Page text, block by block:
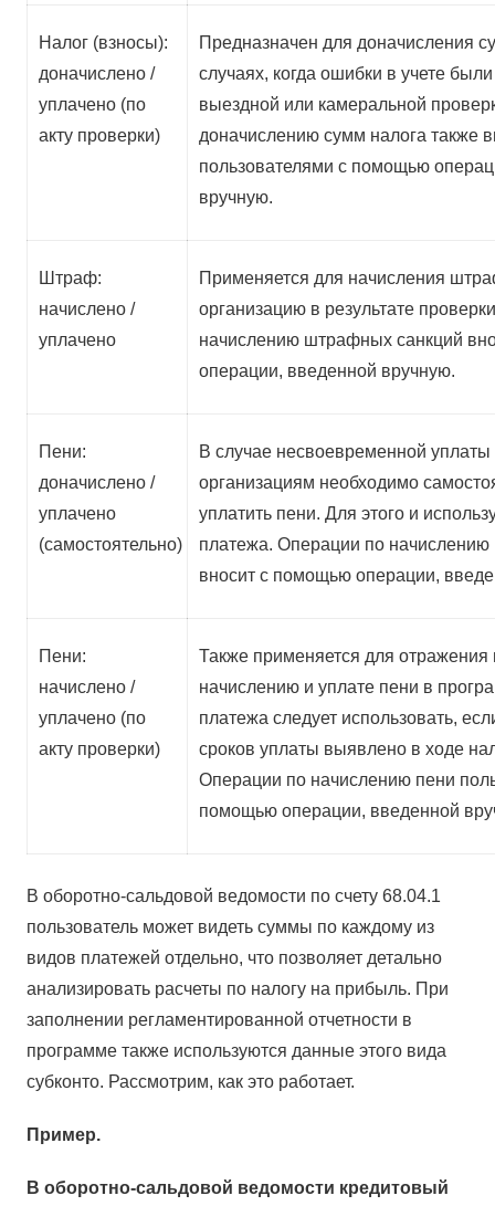
Налог (взносы):
доначислено /
уплачено (по
акту проверки)
Предназначен для доначисления
случаях, когда ошибки в учете
выездной или камеральной
доначислению сумм налога также
пользователями с помощью
вручную.
Штраф:
начислено /
уплачено
Применяется для начисления
организацию в результате
начислению штрафных санкций
операции, введенной вручную.
Пени:
доначислено /
уплачено
(самостоятельно)
В случае несвоевременной
организациям необходимо
уплатить пени. Для этого и
платежа. Операции по начислению
вносит с помощью операции,
Пени:
начислено /
уплачено (по
акту проверки)
Также применяется для отражения
начислению и уплате пени в
платежа следует использовать,
сроков уплаты выявлено в ходе
Операции по начислению пени
помощью операции, введенной
В оборотно-сальдовой ведомости по счету 68.04.1
пользователь может видеть суммы по каждому из
видов платежей отдельно, что позволяет детально
анализировать расчеты по налогу на прибыль. При
заполнении регламентированной отчетности в
программе также используются данные этого вида
субконто. Рассмотрим, как это работает.
Пример.
В оборотно-сальдовой ведомости кредитовый